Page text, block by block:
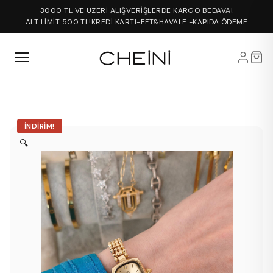
3000 TL VE ÜZERİ ALIŞVERİŞLERDE KARGO BEDAVA!
ALT LİMİT 500 TL!KREDİ KARTI-EFT&HAVALE -KAPIDA ÖDEME
İNDIRIM!
🔍